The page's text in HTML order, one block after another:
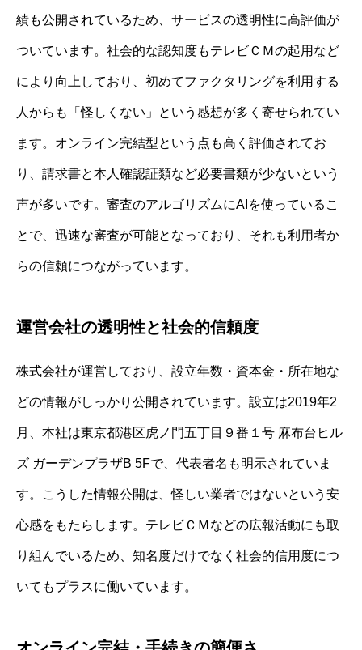
績も公開されているため、サービスの透明性に高評価が
ついています。社会的な認知度もテレビＣＭの起用など
により向上しており、初めてファクタリングを利用する
人からも「怪しくない」という感想が多く寄せられてい
ます。オンライン完結型という点も高く評価されてお
り、請求書と本人確認証類など必要書類が少ないという
声が多いです。審査のアルゴリズムにAIを使っているこ
とで、迅速な審査が可能となっており、それも利用者か
らの信頼につながっています。
運営会社の透明性と社会的信頼度
株式会社が運営しており、設立年数・資本金・所在地な
どの情報がしっかり公開されています。設立は2019年2
月、本社は東京都港区虎ノ門五丁目９番１号 麻布台ヒル
ズ ガーデンプラザB 5Fで、代表者名も明示されていま
す。こうした情報公開は、怪しい業者ではないという安
心感をもたらします。テレビＣＭなどの広報活動にも取
り組んでいるため、知名度だけでなく社会的信用度につ
いてもプラスに働いています。